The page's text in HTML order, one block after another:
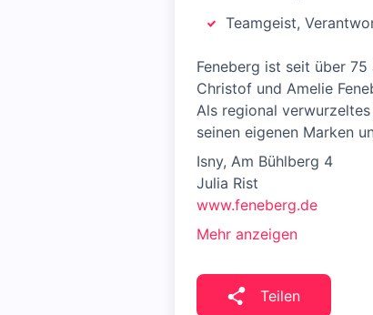
Teamgeist,
Feneberg ist seit über
Christof und Amelie
Als regional
seinen eigenen Marken
Isny, Am Bühlberg 4
Julia Rist
www.feneberg.de
Mehr anzeigen
Teilen